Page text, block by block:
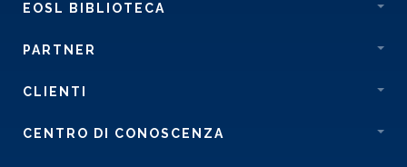
EOSL BIBLIOTECA
PARTNER
CLIENTI
CENTRO DI CONOSCENZA